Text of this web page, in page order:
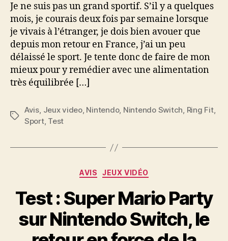
Je ne suis pas un grand sportif. S’il y a quelques
mois, je courais deux fois par semaine lorsque
je vivais à l’étranger, je dois bien avouer que
depuis mon retour en France, j’ai un peu
délaissé le sport. Je tente donc de faire de mon
mieux pour y remédier avec une alimentation
très équilibrée […]
Étiquettes
Avis, Jeux video, Nintendo, Nintendo Switch, Ring Fit,
Sport, Test
Catégories
AVIS JEUX VIDÉO
Test : Super Mario Party
sur Nintendo Switch, le